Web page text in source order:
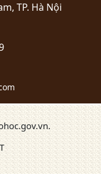
TP. Hà Nội